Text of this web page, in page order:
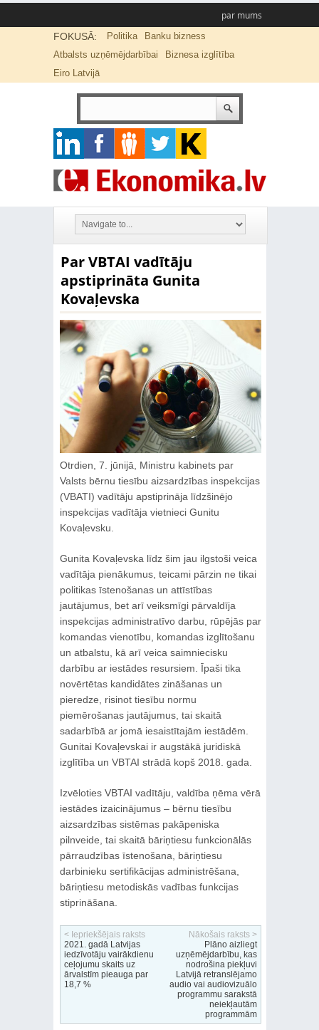
par mums
FOKUSĀ: Politika
Banku bizness
Atbalsts uzņēmējdarbībai
Biznesa izglītība
Eiro Latvijā
Par VBTAI vadītāju
apstiprināta Gunita
Kovaļevska
Otrdien, 7. jūnijā, Ministru kabinets par
Valsts bērnu tiesību aizsardzības inspekcijas
(VBATI) vadītāju apstiprināja līdzšinējo
inspekcijas vadītāja vietnieci Gunitu
Kovaļevsku.
Gunita Kovaļevska līdz šim jau ilgstoši veica
vadītāja pienākumus, teicami pārzin ne tikai
politikas īstenošanas un attīstības
jautājumus, bet arī veiksmīgi pārvaldīja
inspekcijas administratīvo darbu, rūpējās par
komandas vienotību, komandas izglītošanu
un atbalstu, kā arī veica saimniecisku
darbību ar iestādes resursiem. Īpaši tika
novērtētas kandidātes zināšanas un
pieredze, risinot tiesību normu
piemērošanas jautājumus, tai skaitā
sadarbībā ar jomā iesaistītajām iestādēm.
Gunitai Kovaļevskai ir augstākā juridiskā
izglītība un VBTAI strādā kopš 2018. gada.
Izvēloties VBTAI vadītāju, valdība ņēma vērā
iestādes izaicinājumus – bērnu tiesību
aizsardzības sistēmas pakāpeniska
pilnveide, tai skaitā bāriņtiesu funkcionālās
pārraudzības īstenošana, bāriņtiesu
darbinieku sertifikācijas administrēšana,
bāriņtiesu metodiskās vadības funkcijas
stiprināšana.
< Iepriekšējais raksts
2021. gadā Latvijas
iedzīvotāju vairākdienu
ceļojumu skaits uz
ārvalstīm pieauga par
18,7 %
Nākošais raksts >
Plāno aizliegt
uzņēmējdarbību, kas
nodrošina piekļuvi
Latvijā retranslējamo
audio vai audiovizuālo
programmu sarakstā
neiekļautām
programmām